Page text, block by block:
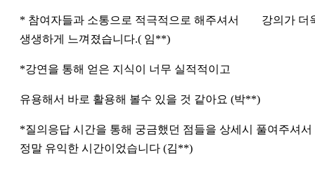
* 참여자들과 소통으로 적극적으로 해주셔서 강의가 더
생생하게 느껴졌습니다.( 임**)
*강연을 통해 얻은 지식이 너무 실적적이고
유용해서 바로 활용해 볼수 있을 것 같아요 (박**)
*질의응답 시간을 통해 궁금했던 점들을 상세시 풀여주셔서
정말 유익한 시간이었습니다 (김**)